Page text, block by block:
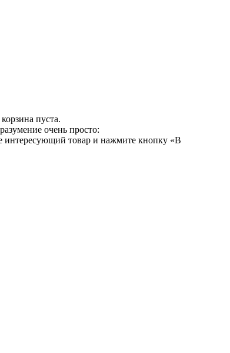
пуста.
очень просто:
интересующий товар и нажмите кнопку «В